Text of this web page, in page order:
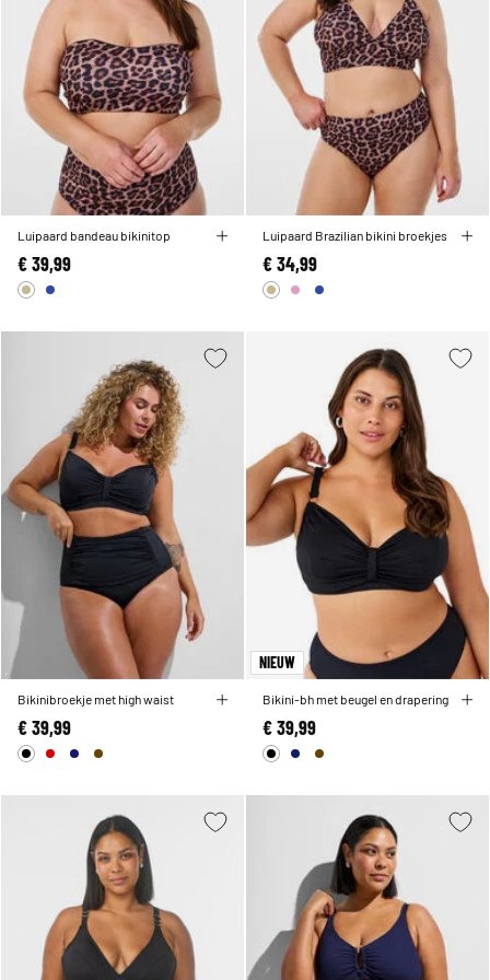
Luipaard bandeau bikinitop
€ 39,99
Luipaard Brazilian bikini broekjes
€ 34,99
Bikinibroekje met high waist
€ 39,99
NIEUW
Bikini-bh met beugel en drapering
€ 39,99